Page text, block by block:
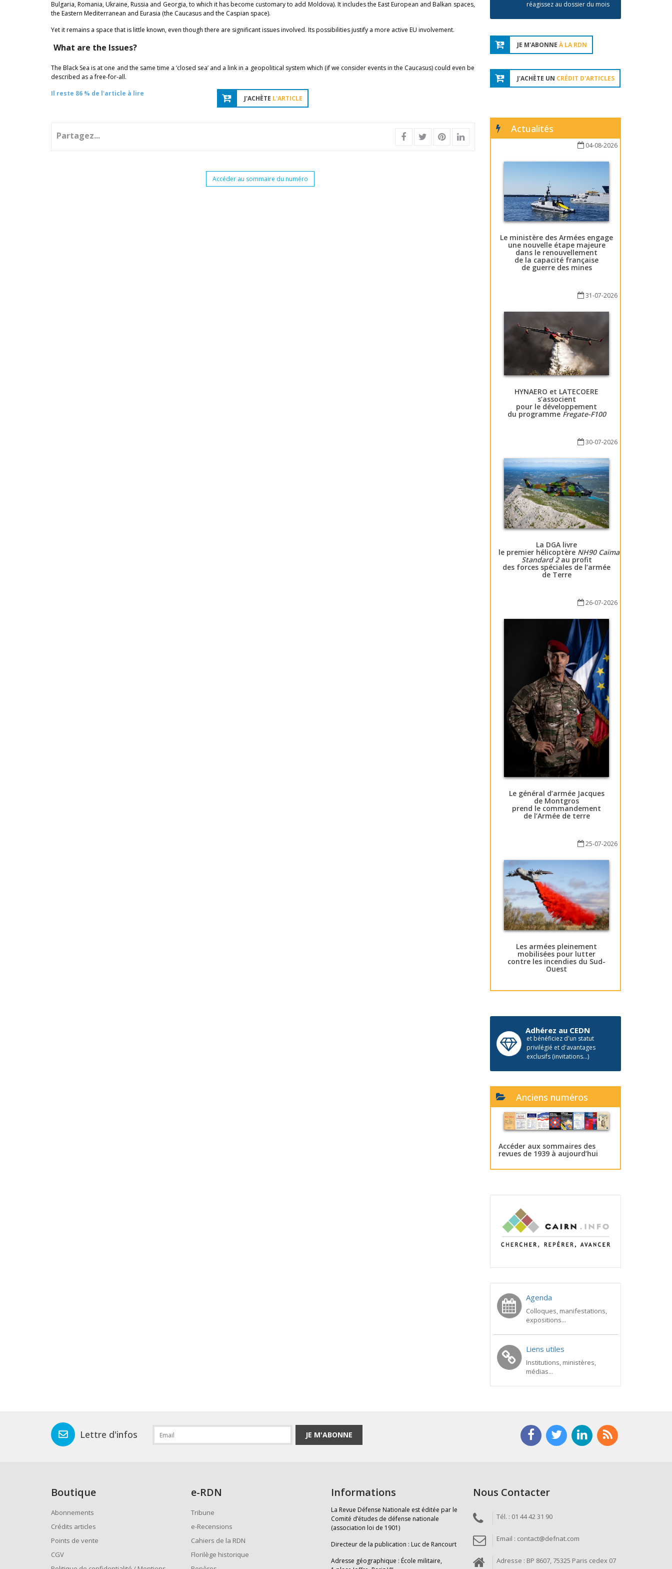
Bulgaria, Romania, Ukraine, Russia and Georgia, to which it has become customary to add Moldova). It includes the East European and Balkan spaces,
the Eastern Mediterranean and Eurasia (the Caucasus and the Caspian space).
Yet it remains a space that is little known, even though there are significant issues involved. Its possibilities justify a more active EU involvement.
What are the Issues?
The Black Sea is at one and the same time a ‘closed sea’ and a link in a geopolitical system which (if we consider events in the Caucasus) could even be
described as a free-for-all.
Il reste 86 % de l'article à lire
J'ACHÈTE L'ARTICLE
Partagez...
Accéder au sommaire du numéro
réagissez au dossier du mois
JE M'ABONNE À LA RDN
J'ACHÈTE UN CRÉDIT D'ARTICLES
Actualités
04-08-2026
Le ministère des Armées engage
une nouvelle étape majeure
dans le renouvellement
de la capacité française
de guerre des mines
31-07-2026
HYNAERO et LATECOERE
s’associent
pour le développement
du programme Fregate-F100
30-07-2026
La DGA livre
le premier hélicoptère NH90 Caïman
Standard 2au profit
des forces spéciales de l’armée
de Terre
26-07-2026
Le général d’armée Jacques
de Montgros
prend le commandement
de l’Armée de terre
25-07-2026
Les armées pleinement
mobilisées pour lutter
contre les incendies du Sud-
Ouest
Adhérez au CEDN
et bénéficiez d'un statut
privilégié et d'avantages
exclusifs (invitations...)
Anciens numéros
Accéder aux sommaires des
revues de 1939 à aujourd’hui
Agenda
Colloques, manifestations,
expositions...
Liens utiles
Institutions, ministères,
médias...
Lettre d'infos JE M'ABONNE
Boutique
Abonnements
Crédits articles
Points de vente
CGV
e-RDN
Tribune
e-Recensions
Cahiers de la RDN
Florilège historique
Informations
La Revue Défense Nationale est éditée par le
Comité d’études de défense nationale
(association loi de 1901)
Directeur de la publication : Luc de Rancourt
Adresse géographique : École militaire,
Nous Contacter
Tél. : 01 44 42 31 90
Email : contact@defnat.com
Adresse : BP 8607, 75325 Paris cedex 07